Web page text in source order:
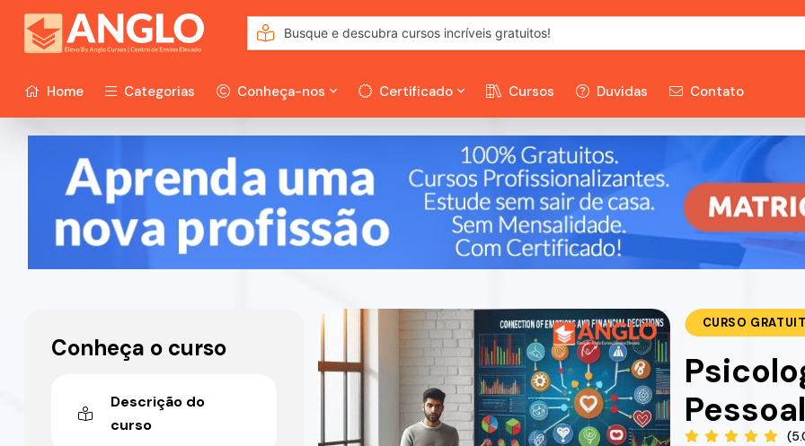
Home Categorias Conheça-nos Certificado Cursos Duvidas Contato
CURSO
Conheça o curso
Descrição do
curso